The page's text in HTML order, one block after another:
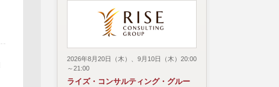
2026年8月20日（木）、9月10日（木）20:00
～21:00
ライズ・コンサルティング・グルー